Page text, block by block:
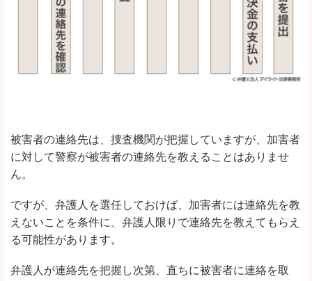
被害者の連絡先は、捜査機関が把握していますが、加害者
に対して警察が被害者の連絡先を教えることはありませ
ん。
ですが、弁護人を選任しておけば、加害者には連絡先を教
えないことを条件に、弁護人限りで連絡先を教えてもらえ
る可能性があります。
弁護人が連絡先を把握し次第、直ちに被害者に連絡を取